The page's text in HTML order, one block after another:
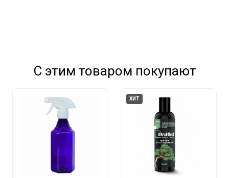
С этим товаром покупают
ХИТ